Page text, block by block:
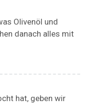
Olivenöl und
danach alles mit
hat, geben wir